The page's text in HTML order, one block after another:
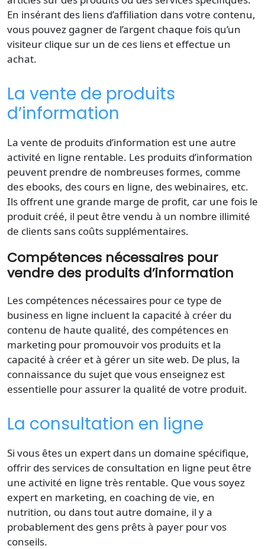
En insérant des liens d’affiliation dans votre contenu,
vous pouvez gagner de l’argent chaque fois qu’un
visiteur clique sur un de ces liens et effectue un
achat.
La vente de produits
d’information
La vente de produits d’information est une autre
activité en ligne rentable. Les produits d’information
peuvent prendre de nombreuses formes, comme
des ebooks, des cours en ligne, des webinaires, etc.
Ils offrent une grande marge de profit, car une fois le
produit créé, il peut être vendu à un nombre illimité
de clients sans coûts supplémentaires.
Compétences nécessaires pour
vendre des produits d’information
Les compétences nécessaires pour ce type de
business en ligne incluent la capacité à créer du
contenu de haute qualité, des compétences en
marketing pour promouvoir vos produits et la
capacité à créer et à gérer un site web. De plus, la
connaissance du sujet que vous enseignez est
essentielle pour assurer la qualité de votre produit.
La consultation en ligne
Si vous êtes un expert dans un domaine spécifique,
offrir des services de consultation en ligne peut être
une activité en ligne très rentable. Que vous soyez
expert en marketing, en coaching de vie, en
nutrition, ou dans tout autre domaine, il y a
probablement des gens prêts à payer pour vos
conseils.